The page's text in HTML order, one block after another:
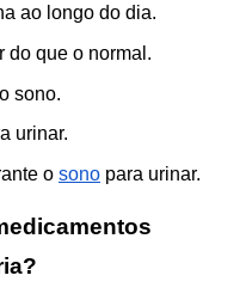
ao longo do dia.
do que o normal.
sono.
urinar.
o sono para urinar.